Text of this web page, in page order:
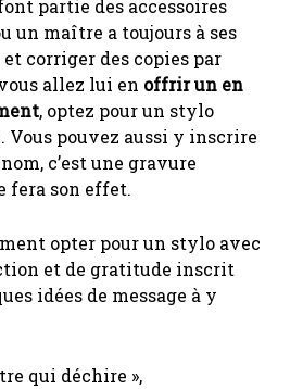
partie des accessoires
un maître a toujours à ses
corriger des copies par
allez lui en offrir un en
, optez pour un stylo
pouvez aussi y inscrire
c’est une gravure
fera son effet.
opter pour un stylo avec
et de gratitude inscrit
idées de message à y
qui déchire »,